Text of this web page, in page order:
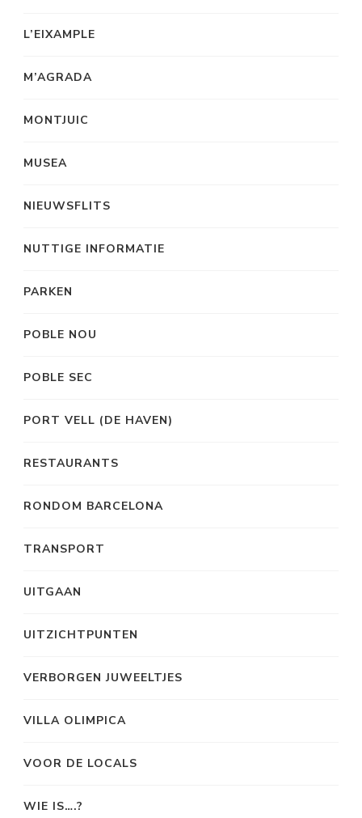
L’EIXAMPLE
M’AGRADA
MONTJUIC
MUSEA
NIEUWSFLITS
NUTTIGE INFORMATIE
PARKEN
POBLE NOU
POBLE SEC
PORT VELL (DE HAVEN)
RESTAURANTS
RONDOM BARCELONA
TRANSPORT
UITGAAN
UITZICHTPUNTEN
VERBORGEN JUWEELTJES
VILLA OLIMPICA
VOOR DE LOCALS
WIE IS….?